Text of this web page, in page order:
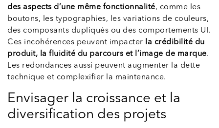
des aspects d’une même fonctionnalité, comme les
boutons, les typographies, les variations de couleurs,
des composants dupliqués ou des comportements UI.
Ces incohérences peuvent impacter
la crédibilité du
produit, la fluidité du parcours et l’image de marque.
Les redondances aussi peuvent augmenter la dette
technique et complexifier la maintenance.
Envisager la croissance et la
diversification des projets